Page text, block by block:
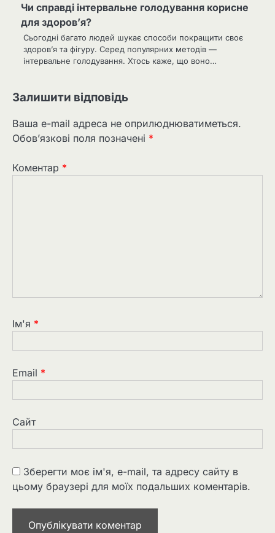
Чи справді інтервальне голодування корисне
для здоров’я?
Сьогодні багато людей шукає способи покращити своє
здоров’я та фігуру. Серед популярних методів —
інтервальне голодування. Хтось каже, що воно…
Залишити відповідь
Ваша e-mail адреса не оприлюднюватиметься.
Обов’язкові поля позначені *
Коментар *
Ім'я *
Email *
Сайт
Зберегти моє ім'я, e-mail, та адресу сайту в
цьому браузері для моїх подальших коментарів.